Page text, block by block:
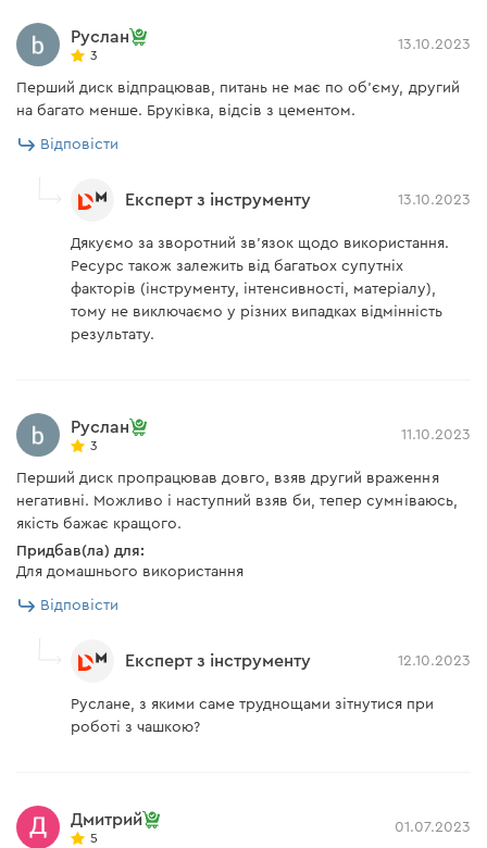
Руслан
3
13.10.2023
Перший диск відпрацював, питань не має по об'єму, другий
на багато менше. Бруківка, відсів з цементом.
Відповісти
Експерт з інструменту 13.10.2023
Дякуємо за зворотний зв'язок щодо використання.
Ресурс також залежить від багатьох супутніх
факторів (інструменту, інтенсивності, матеріалу),
тому не виключаємо у різних випадках відмінність
результату.
Руслан
3
11.10.2023
Перший диск пропрацював довго, взяв другий враження
негативні. Можливо і наступний взяв би, тепер сумніваюсь,
якість бажає кращого.
Придбав(ла) для:
Для домашнього використання
Відповісти
Експерт з інструменту 12.10.2023
Руслане, з якими саме труднощами зітнутися при
роботі з чашкою?
Дмитрий
5
01.07.2023